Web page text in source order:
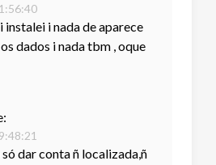
instalei i nada de aparece
dados i nada tbm , oque
dar conta ñ localizada,ñ